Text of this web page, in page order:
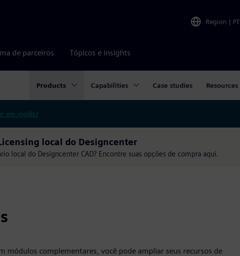
Region | PT
de parceiros Tópicos e insights
Products Capabilities Case studies Resources
em inglês?
local do Designcenter
local do Designcenter CAD? Encontre suas opções de compra aqui.
módulos complementares, você pode ampliar seus recursos de